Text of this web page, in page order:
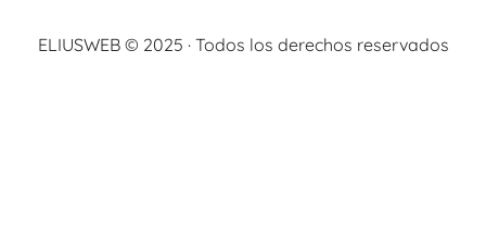
ELIUSWEB © 2025 · Todos los derechos reservados